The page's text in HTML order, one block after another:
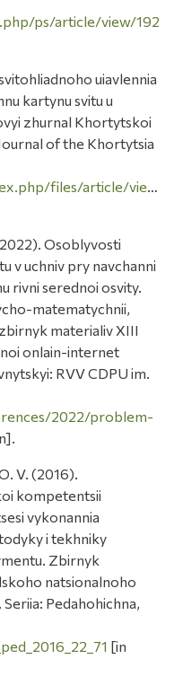
ps/article/view/192
uiavlennia
kartynu svitu u
zhurnal Khortytskoi
of the Khortytsia
files/article/view/158/157
Osoblyvosti
v uchniv pry navchanni
rivni serednoi osvity.
matematychnii,
materialiv XIII
onlain-internet
RVV CDPU im.
2022/problem-
V. (2016).
kompetentsii
vykonannia
i tekhniky
Zbirnyk
natsionalnoho
Pedahohichna,
[in